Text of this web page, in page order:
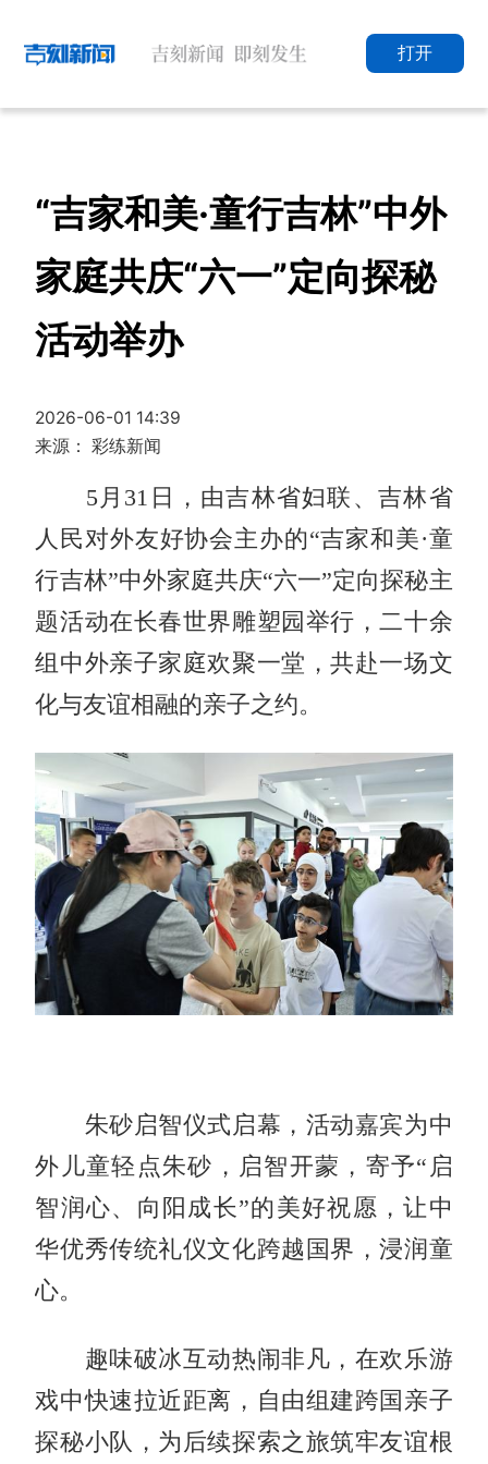
打开
“吉家和美·童行吉林”中外
家庭共庆“六一”定向探秘
活动举办
2026-06-01 14:39
来源： 彩练新闻
5月31日，由吉林省妇联、吉林省
人民对外友好协会主办的“吉家和美·童
行吉林”中外家庭共庆“六一”定向探秘主
题活动在长春世界雕塑园举行，二十余
组中外亲子家庭欢聚一堂，共赴一场文
化与友谊相融的亲子之约。
朱砂启智仪式启幕，活动嘉宾为中
外儿童轻点朱砂，启智开蒙，寄予“启
智润心、向阳成长”的美好祝愿，让中
华优秀传统礼仪文化跨越国界，浸润童
心。
趣味破冰互动热闹非凡，在欢乐游
戏中快速拉近距离，自由组建跨国亲子
探秘小队，为后续探索之旅筑牢友谊根